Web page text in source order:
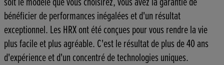
bénéficier de performances inégalées et d'un résultat
exceptionnel. Les HRX ont été conçues pour vous rendre la vie
plus facile et plus agréable. C'est le résultat de plus de 40 ans
d'expérience et d'un concentré de technologies uniques.